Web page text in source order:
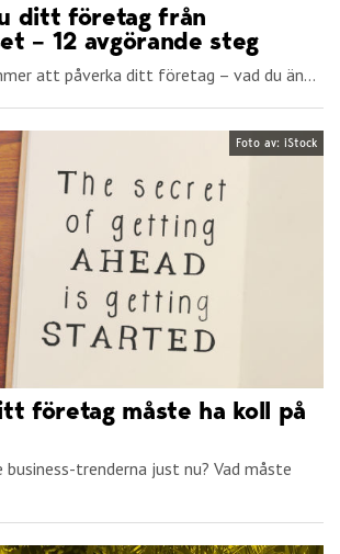
ditt företag från
– 12 avgörande steg
att påverka ditt företag – vad du än...
Foto av: iStock
företag måste ha koll på
trenderna just nu? Vad måste